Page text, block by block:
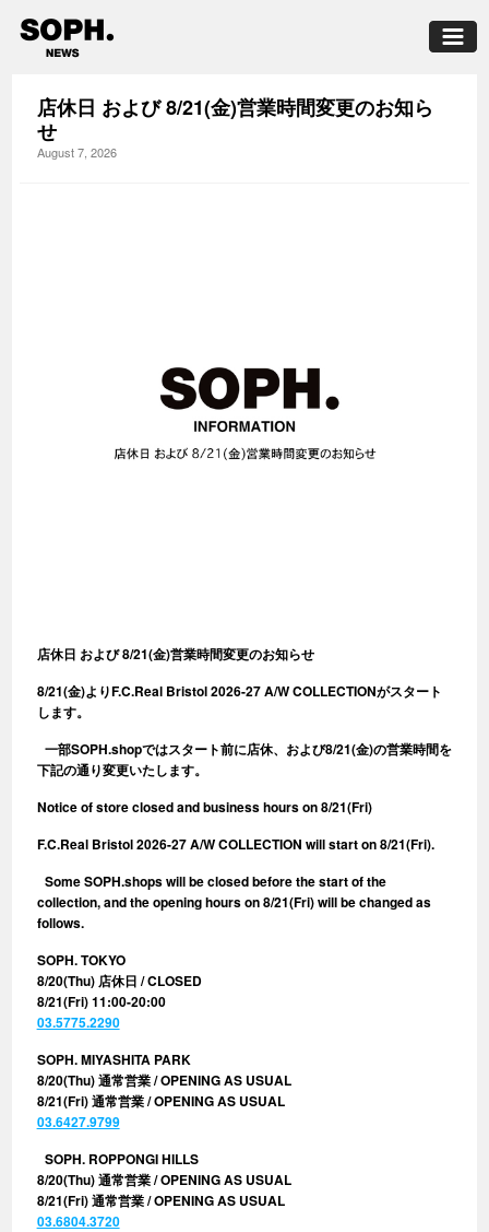
店休日 および 8/21(金)営業時間変更のお知ら
せ
August 7, 2026
店休日 および 8/21(金)営業時間変更のお知らせ
8/21(金)よりF.C.Real Bristol 2026-27 A/W COLLECTIONがスタート
します。
一部SOPH.shopではスタート前に店休、および8/21(金)の営業時間を
下記の通り変更いたします。
Notice of store closed and business hours on 8/21(Fri)
F.C.Real Bristol 2026-27 A/W COLLECTION will start on 8/21(Fri).
Some SOPH.shops will be closed before the start of the
collection, and the opening hours on 8/21(Fri) will be changed as
follows.
SOPH. TOKYO
8/20(Thu) 店休日 / CLOSED
8/21(Fri) 11:00-20:00
03.5775.2290
SOPH. MIYASHITA PARK
8/20(Thu) 通常営業 / OPENING AS USUAL
8/21(Fri) 通常営業 / OPENING AS USUAL
03.6427.9799
SOPH. ROPPONGI HILLS
8/20(Thu) 通常営業 / OPENING AS USUAL
8/21(Fri) 通常営業 / OPENING AS USUAL
03.6804.3720